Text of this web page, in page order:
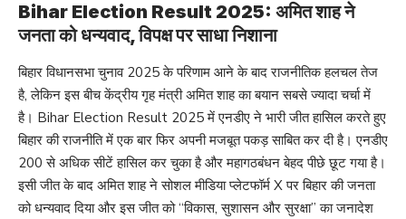
Bihar Election Result 2025: अमित शाह ने
जनता को धन्यवाद, विपक्ष पर साधा निशाना
बिहार विधानसभा चुनाव 2025 के परिणाम आने के बाद राजनीतिक हलचल तेज
है, लेकिन इस बीच केंद्रीय गृह मंत्री अमित शाह का बयान सबसे ज्यादा चर्चा में
है। Bihar Election Result 2025 में एनडीए ने भारी जीत हासिल करते हुए
बिहार की राजनीति में एक बार फिर अपनी मजबूत पकड़ साबित कर दी है। एनडीए
200 से अधिक सीटें हासिल कर चुका है और महागठबंधन बेहद पीछे छूट गया है।
इसी जीत के बाद अमित शाह ने सोशल मीडिया प्लेटफॉर्म X पर बिहार की जनता
को धन्यवाद दिया और इस जीत को “विकास, सुशासन और सुरक्षा” का जनादेश